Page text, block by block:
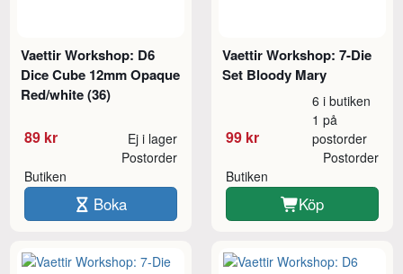
Vaettir Workshop: D6
Dice Cube 12mm Opaque
Red/white (36)
89 kr Ej i lager
Butiken
Postorder
Boka
Vaettir Workshop: 7-Die
Set Bloody Mary
99 kr
6 i butiken
1 på
postorder
Butiken
Postorder
Köp